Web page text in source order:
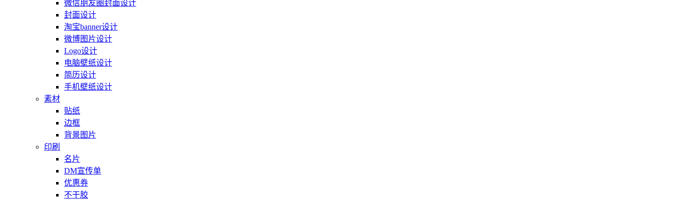
微信朋友圈封面设计
封面设计
淘宝banner设计
微博图片设计
Logo设计
电脑壁纸设计
简历设计
手机壁纸设计
素材
贴纸
边框
背景图片
印刷
名片
DM宣传单
优惠券
不干胶